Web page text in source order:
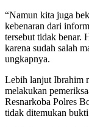
“Namun kita juga
kebenaran dari
tersebut tidak benar.
karena sudah salah
ungkapnya.
Lebih lanjut Ibrahim
melakukan
Resnarkoba Polres
tidak ditemukan bukti